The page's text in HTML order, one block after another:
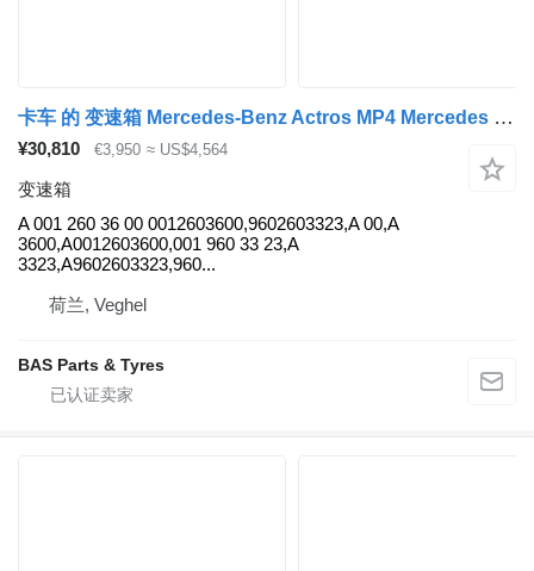
卡车 的 变速箱 Mercedes-Benz Actros MP4 Mercedes G281-12 KL Powershift 3 G281-12 KL Powershif A 001 260 36 00
¥30,810 €3,950 ≈ US$4,564
变速箱
A 001 260 36 00 0012603600,9602603323,A 00,A
3600,A0012603600,001 960 33 23,A
3323,A9602603323,960...
荷兰, Veghel
BAS Parts & Tyres